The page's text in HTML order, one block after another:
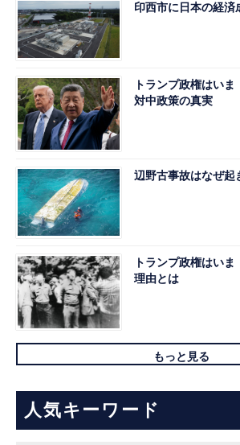
印西市に日本の経済
トランプ政権はい
対中政策の真実
辺野古事故はなぜ起
トランプ政権はい
理由とは
もっと見る
人気キーワード